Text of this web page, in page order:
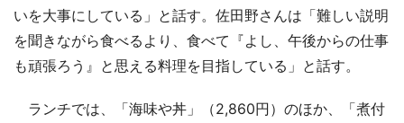
いを大事にしている」と話す。佐田野さんは「難しい説明
を聞きながら食べるより、食べて『よし、午後からの仕事
も頑張ろう』と思える料理を目指している」と話す。
ランチでは、「海味や丼」（2,860円）のほか、「煮付